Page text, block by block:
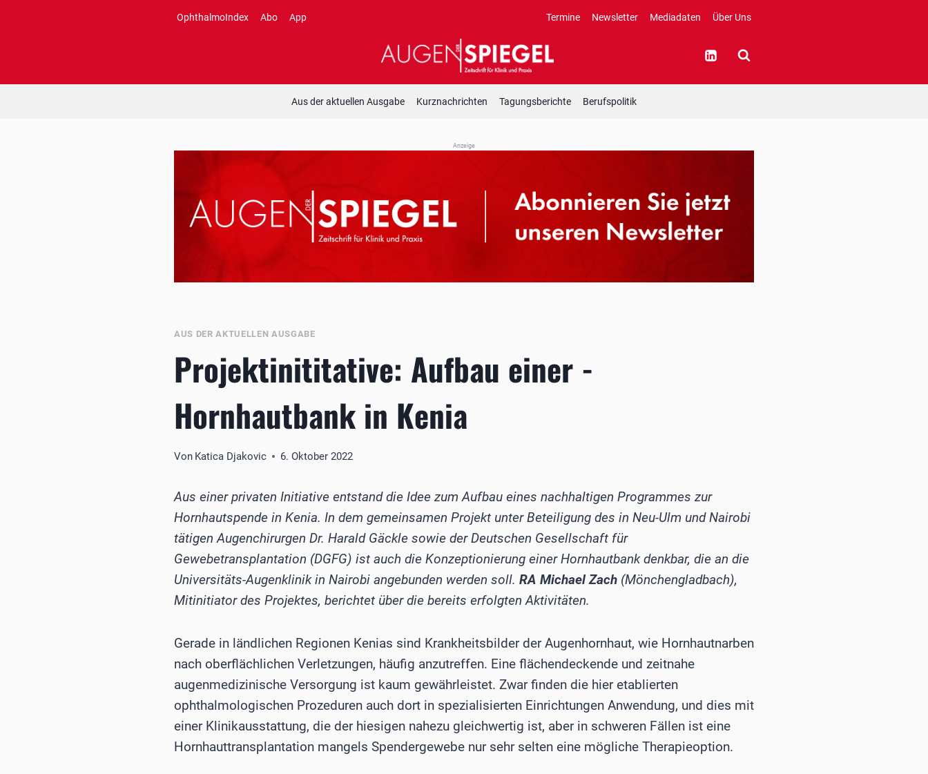
OphthalmoIndex Abo App Termine Newsletter Mediadaten Über Uns
Aus der aktuellen Ausgabe Kurznachrichten Tagungsberichte Berufspolitik
Anzeige
AUS DER AKTUELLEN AUSGABE
Projektinititative: Aufbau einer ­
Hornhautbank in Kenia
Von Katica Djakovic 6. Oktober 2022
Aus einer privaten Initiative entstand die Idee zum Aufbau eines nachhaltigen Programmes zur
Hornhautspende in Kenia. In dem gemeinsamen Projekt unter Beteiligung des in Neu-Ulm und Nairobi
tätigen Augenchirurgen ­­Dr. Harald Gäckle sowie der Deutschen Gesellschaft für
Gewebetransplantation (DGFG) ist auch die Konzeptionierung einer Hornhautbank denkbar, die an die
Universitäts-Augenklinik in Nairobi angebunden werden soll. RA Michael Zach (Mönchengladbach),
Mit­initiator des Projektes, berichtet über die bereits erfolgten Aktivitäten.
Gerade in ländlichen Regionen Kenias sind Krankheitsbilder der Augenhornhaut, wie Hornhautnarben
nach oberflächlichen Verletzungen, häufig anzutreffen. Eine flächendeckende und zeitnahe
augenmedizinische Versorgung ist kaum gewährleistet. Zwar finden die hier etablierten
ophthalmologischen Prozeduren auch dort in spezialisierten Einrichtungen Anwendung, und dies mit
einer Klinikausstattung, die der hiesigen nahezu gleichwertig ist, aber in schweren Fällen ist eine
Hornhauttransplantation mangels Spendergewebe nur sehr selten eine mögliche Therapieoption.